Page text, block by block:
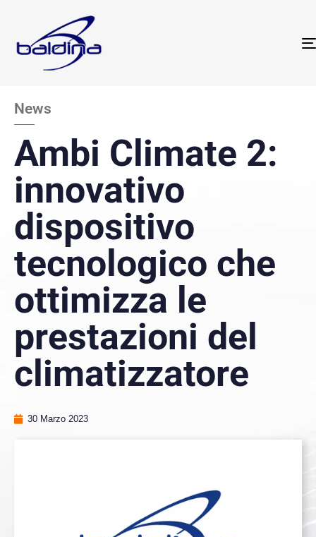
News
Ambi Climate 2:
innovativo
dispositivo
tecnologico che
ottimizza le
prestazioni del
climatizzatore
30 Marzo 2023